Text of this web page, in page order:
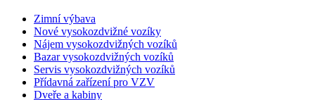
Zimní výbava
Nové vysokozdvižné vozíky
Nájem vysokozdvižných vozíků
Bazar vysokozdvižných vozíků
Servis vysokozdvižných vozíků
Přídavná zařízení pro VZV
Dveře a kabiny